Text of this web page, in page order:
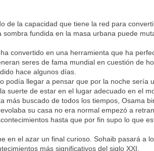
de la capacidad que tiene la red para
sombra fundida en la masa urbana puede
convertido en una herramienta que ha
seres de fama mundial en cuestión de
hace algunos días.
podía llegar a pensar que por la noche sería
suerte de estar en el lugar adecuado en el
más buscado de todos los tiempos, Osama
su casa no era normal empezó a
hasta que por fin supo lo que
en el azar un final curioso. Sohaib pasará a
más significativos del siglo XXI.